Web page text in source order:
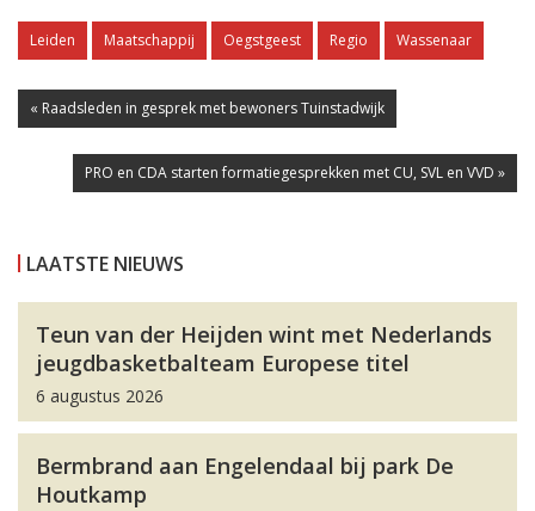
Leiden Maatschappij Oegstgeest Regio Wassenaar
« Raadsleden in gesprek met bewoners Tuinstadwijk
PRO en CDA starten formatiegesprekken met CU, SVL en VVD »
LAATSTE NIEUWS
Teun van der Heijden wint met Nederlands
jeugdbasketbalteam Europese titel
6 augustus 2026
Bermbrand aan Engelendaal bij park De
Houtkamp